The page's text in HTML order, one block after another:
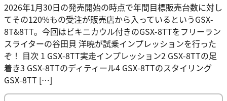
2026年1月30日の発売開始の時点で年間目標販売台数に対し
てその120%もの受注が販売店から入っているというGSX-
8T&8TT。今回はビキニカウル付きのGSX-8TTをフリーラン
スライターの谷田貝 洋暁が試乗インプレッションを行った
ぞ！ 目次 1 GSX-8TT実走インプレッション2 GSX-8TTの足
着き3 GSX-8TTのディティール4 GSX-8TTのスタイリング
GSX-8TT […]